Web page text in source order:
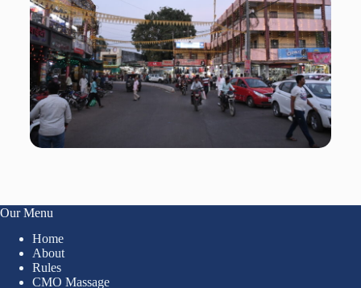
Our Menu
Home
About
Rules
CMO Massage